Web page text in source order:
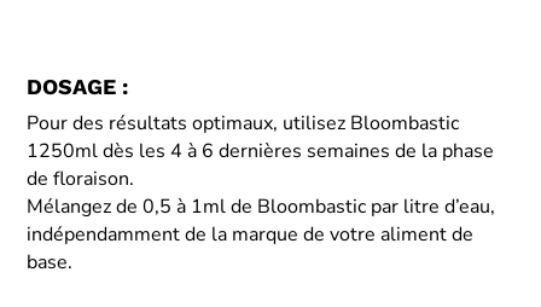
DOSAGE :
Pour des résultats optimaux, utilisez Bloombastic
1250ml dès les 4 à 6 dernières semaines de la phase
de floraison.
Mélangez de 0,5 à 1ml de Bloombastic par litre d’eau,
indépendamment de la marque de votre aliment de
base.